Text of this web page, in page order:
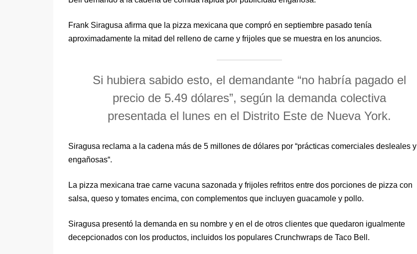
Frank Siragusa afirma que la pizza mexicana que compró en septiembre pasado tenía
aproximadamente la mitad del relleno de carne y frijoles que se muestra en los anuncios.
Si hubiera sabido esto, el demandante “no habría pagado el
precio de 5.49 dólares”, según la demanda colectiva
presentada el lunes en el Distrito Este de Nueva York.
Siragusa reclama a la cadena más de 5 millones de dólares por “prácticas comerciales desleales y
engañosas“.
La pizza mexicana trae carne vacuna sazonada y frijoles refritos entre dos porciones de pizza con
salsa, queso y tomates encima, con complementos que incluyen guacamole y pollo.
Siragusa presentó la demanda en su nombre y en el de otros clientes que quedaron igualmente
decepcionados con los productos, incluidos los populares Crunchwraps de Taco Bell.